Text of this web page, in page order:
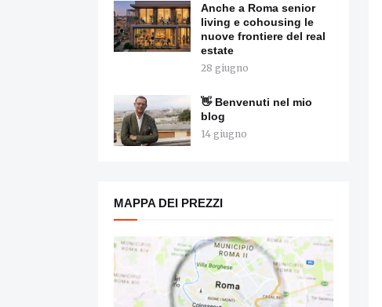
Anche a Roma senior
living e cohousing le
nuove frontiere del real
estate
28 giugno
👋 Benvenuti nel mio
blog
14 giugno
MAPPA DEI PREZZI